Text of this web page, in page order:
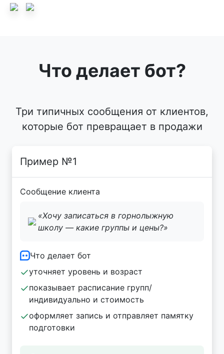
Что делает бот?
Три типичных сообщения от клиентов,
которые бот превращает в продажи
Пример №1
Сообщение клиента
«Хочу записаться в горнолыжную
школу — какие группы и цены?»
Что делает бот
уточняет уровень и возраст
показывает расписание групп/
индивидуально и стоимость
оформляет запись и отправляет памятку
подготовки